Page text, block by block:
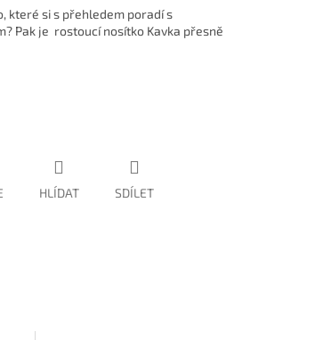
které si s přehledem poradí s
Pak je rostoucí nosítko Kavka přesně
HLÍDAT SDÍLET